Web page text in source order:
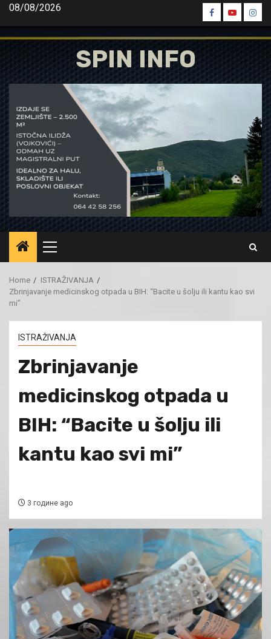
Skip
content
08/08/2026
Spin
Facebook
Spin
Youtube
Spin
SPIN INFO
Primary
Menu
Home
ISTRAŽIVANJA
Zbrinjavanje medicinskog otpada u BIH: “Bacite u šolju ili kantu kao svi
mi”
ISTRAŽIVANJA
Zbrinjavanje
medicinskog otpada u
BIH: “Bacite u šolju ili
kantu kao svi mi”
3 године ago